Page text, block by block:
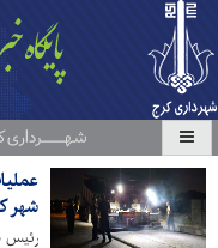
شهر
رئیس